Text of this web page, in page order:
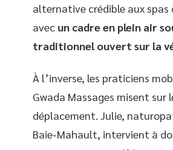
alternative crédible aux spas
avec un cadre en plein air
traditionnel ouvert sur la
À l’inverse, les praticiens
Gwada Massages misent sur
déplacement. Julie,
Baie-Mahault, intervient à